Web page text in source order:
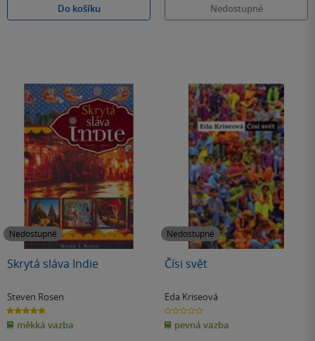
Do košíku
Nedostupné
Nedostupné
Skrytá sláva Indie
Steven Rosen
5.0
z
5
hvězdiček
měkká vazba
Nedostupné
Čísi svět
Eda Kriseová
0.0
z
5
hvězdiček
pevná vazba